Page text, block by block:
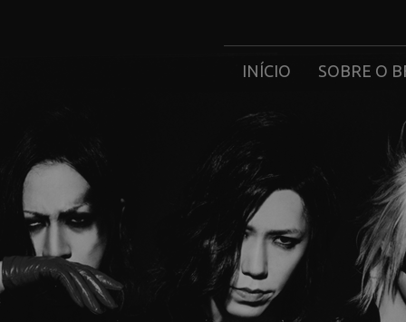
INÍCIO SOBRE O